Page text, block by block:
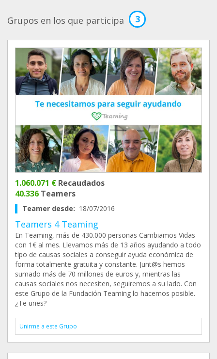
Grupos en los que participa 3
1.060.071 € Recaudados
40.336 Teamers
Teamer desde: 18/07/2016
Teamers 4 Teaming
En Teaming, más de 430.000 personas Cambiamos Vidas
con 1€ al mes. Llevamos más de 13 años ayudando a todo
tipo de causas sociales a conseguir ayuda económica de
forma totalmente gratuita y constante. Junt@s hemos
sumado más de 70 millones de euros y, mientras las
causas sociales nos necesiten, seguiremos a su lado. Con
este Grupo de la Fundación Teaming lo hacemos posible.
¿Te unes?
Unirme a este Grupo